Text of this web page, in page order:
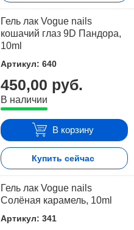
Гель лак Vogue nails
кошачий глаз 9D Пандора,
10ml
Артикул: 640
450,00 руб.
В наличии
В корзину
Купить сейчас
Гель лак Vogue nails
Солёная карамель, 10ml
Артикул: 341